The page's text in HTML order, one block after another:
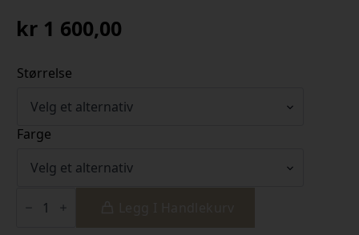
kr 1 600,00
Størrelse
Farge
Emboss